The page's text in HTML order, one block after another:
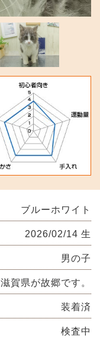
ブルーホワイト
2026/02/14 生
男の子
滋賀県が故郷です。
装着済
検査中